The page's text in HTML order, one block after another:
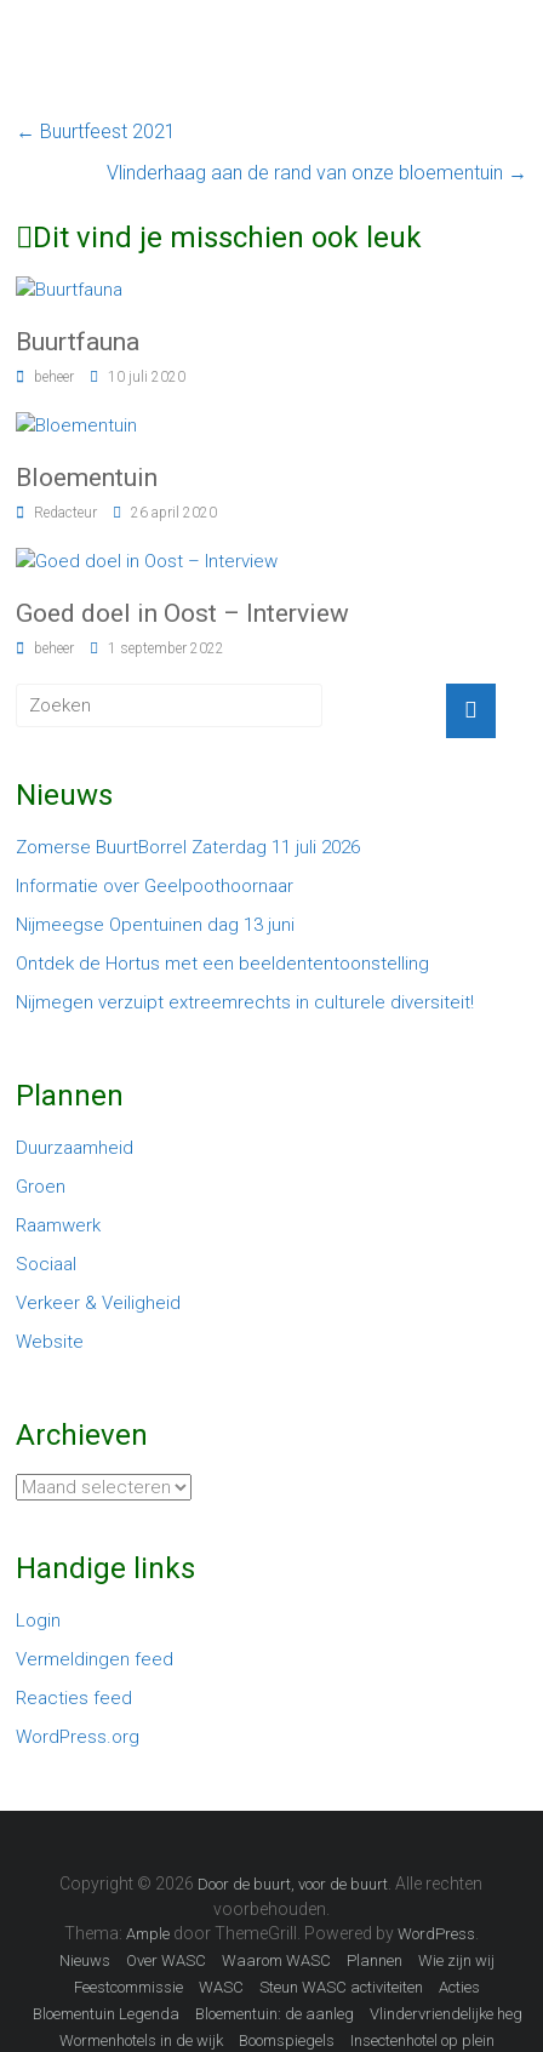
← Buurtfeest 2021
Vlinderhaag aan de rand van onze bloementuin →
Dit vind je misschien ook leuk
Buurtfauna
beheer 10 juli 2020
Bloementuin
Redacteur 26 april 2020
Goed doel in Oost – Interview
beheer 1 september 2022
Nieuws
Zomerse BuurtBorrel Zaterdag 11 juli 2026
Informatie over Geelpoothoornaar
Nijmeegse Opentuinen dag 13 juni
Ontdek de Hortus met een beeldententoonstelling
Nijmegen verzuipt extreemrechts in culturele diversiteit!
Plannen
Duurzaamheid
Groen
Raamwerk
Sociaal
Verkeer & Veiligheid
Website
Archieven
Archieven
Handige links
Login
Vermeldingen feed
Reacties feed
WordPress.org
Copyright © 2026 Door de buurt, voor de buurt . Alle rechten
voorbehouden.
Thema: Ampledoor ThemeGrill. Powered by WordPress
Nieuws Over WASC Waarom WASC Plannen
Wie zijn wij
Feestcommissie
WASC Steun WASC activiteiten
Acties
Bloementuin Legenda
Bloementuin: de aanleg
Vlindervriendelijke heg
Wormenhotels in de wijk
Boomspiegels Insectenhotel op plein